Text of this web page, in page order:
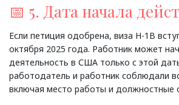
📅 5. Дата начала
Если петиция одобрена, виза H-1B
октября 2025 года. Работник может
деятельность в США только с этой
работодатель и работник соблюдали
включая место работы и должностные